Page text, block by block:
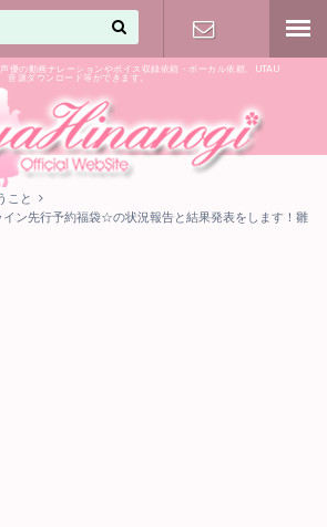
優の動画ナレーションやボイス収録依頼・ボーカル依頼、UTAU
音源ダウンロード等ができます。
気軽に♪
こと
ン先行予約福袋☆の状況報告と結果発表をします！雛